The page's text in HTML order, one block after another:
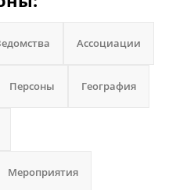
Ассоциации
Персоны География
Мероприятия